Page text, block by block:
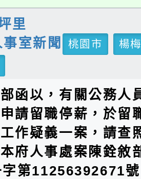
里
室新聞
桃園市
楊
函以，有關公務人
請留職停薪，於留
作疑義一案，請查
府人事處案陳銓敘
第11256392671